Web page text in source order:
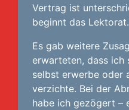
Vertrag ist
beginnt das Lektorat.
Es gab weitere
erwarteten, dass ich
selbst erwerbe oder
verzichte. Bei der
habe ich gezögert –